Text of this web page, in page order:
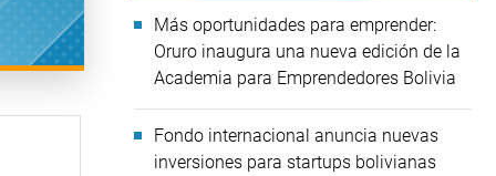
Más oportunidades para emprender:
Oruro inaugura una nueva edición de la
Academia para Emprendedores Bolivia
Fondo internacional anuncia nuevas
inversiones para startups bolivianas